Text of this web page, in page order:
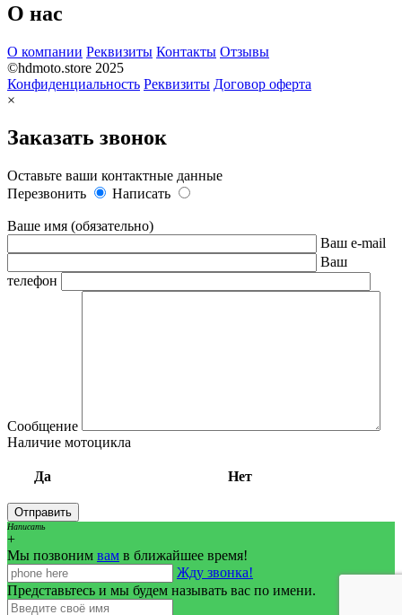
О нас
О компании Реквизиты Контакты Отзывы
©hdmoto.store 2025
Конфиденциальность Реквизиты Договор оферта
×
Заказать звонок
Оставьте ваши контактные данные
Перезвонить
Написать
Ваше имя (обязательно)
Ваш e-mail
Ваш
телефон
Сообщение
Наличие мотоцикла
Да Нет
Написать
+
Мы позвоним вам в ближайшее время!
Жду звонка!
Представьтесь и мы будем называть вас по имени.